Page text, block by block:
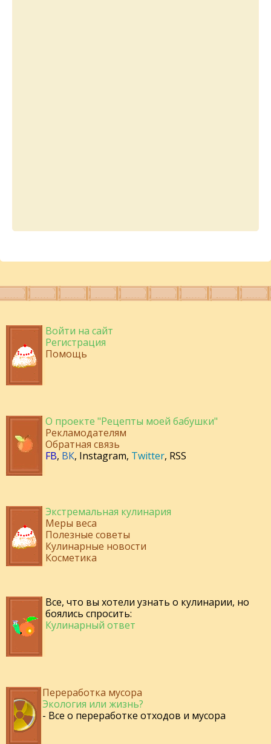
Войти на сайт
Регистрация
Помощь
О проекте "Рецепты моей бабушки"
Рекламодателям
Обратная связь
FB, ВК, Instagram, Twitter, RSS
Экстремальная кулинария
Меры веса
Полезные советы
Кулинарные новости
Косметика
Все, что вы хотели узнать о кулинарии, но
боялись спросить:
Кулинарный ответ
Переработка мусора
Экология или жизнь?
- Все о переработке отходов и мусора